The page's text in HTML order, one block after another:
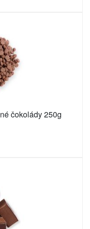
čokolády 250g